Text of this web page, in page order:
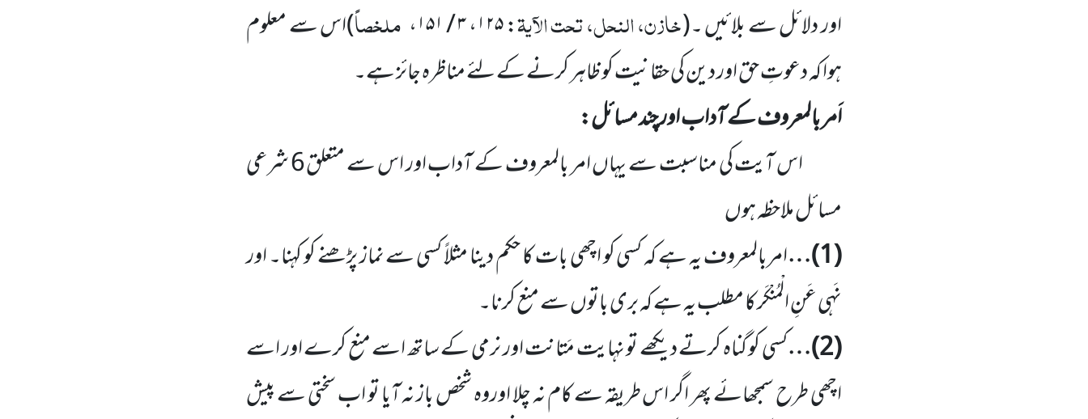
اور دلائل سے بلائیں ۔(خازن، النحل، تحت الآیۃ:۱۲۵،۳ / ۱۵۱ ، ملخصاً)اس سے معلوم
ہوا کہ دعوتِ حق اور دین کی حقانیت کو ظاہر کرنے کے لئے مناظرہ جائز ہے۔
اَمر بالمعروف کے آداب اور چند مسائل:
اس آیت کی مناسبت سے یہاں امر بالمعروف کے آداب اور اس سے متعلق 6 شرعی
مسائل ملاحظہ ہوں
(1)
…امربالمعروف یہ ہے کہ کسی کو اچھی بات کا حکم دینا مثلاً کسی سے نماز پڑھنے کو کہنا۔ اور
نَہی عَنِ الْمُنْکَر کا مطلب یہ ہے کہ بری باتوں سے منع کرنا۔
(2)
…کسی کو گناہ کرتے دیکھے تو نہایت مَتانت اور نرمی کے ساتھ اسے منع کرے اور اسے
اچھی طرح سمجھائے پھر اگر اس طریقہ سے کام نہ چلا اوروہ شخص باز نہ آیا تو اب سختی سے پیش